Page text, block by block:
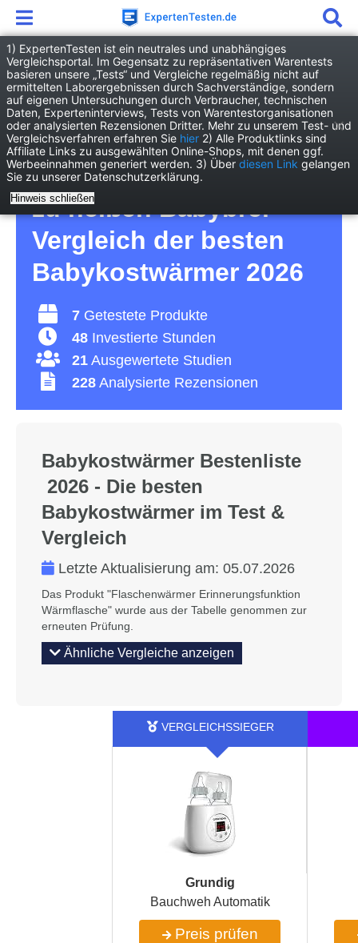
Baby
Ernährung & Pflege
Babykostwärmer
Babykostwärmer Test –
für schnellen und nicht
zu heißen Babybrei –
Vergleich der besten
Babykostwärmer 2026
7 Getestete Produkte
48 Investierte Stunden
21 Ausgewertete Studien
228 Analysierte Rezensionen
Babykostwärmer Bestenliste
2026 - Die besten
Babykostwärmer im Test &
Vergleich
Letzte Aktualisierung am: 05.07.2026
Das Produkt "Flaschenwärmer Erinnerungsfunktion
Wärmflasche" wurde aus der Tabelle genommen zur
erneuten Prüfung.
Ähnliche Vergleiche anzeigen
Grundig
Bauchweh Automatik
Preis prüfen
1) ExpertenTesten ist ein neutrales und unabhängiges
Vergleichsportal. Im Gegensatz zu repräsentativen Warentests
basieren unsere „Tests“ und Vergleiche regelmäßig nicht auf
ermittelten Laborergebnissen durch Sachverständige, sondern
auf eigenen Untersuchungen durch Verbraucher, technischen
Daten, Experteninterviews, Tests von Warentestorganisationen
oder analysierten Rezensionen Dritter. Mehr zu unserem Test- und
Vergleichsverfahren erfahren Sie hier 2) Alle Produktlinks sind
Affiliate Links zu ausgewählten Online-Shops, mit denen ggf.
Werbeeinnahmen generiert werden. 3) Über diesen Link gelangen
Sie zu unserer Datenschutzerklärung.
Hinweis schließen